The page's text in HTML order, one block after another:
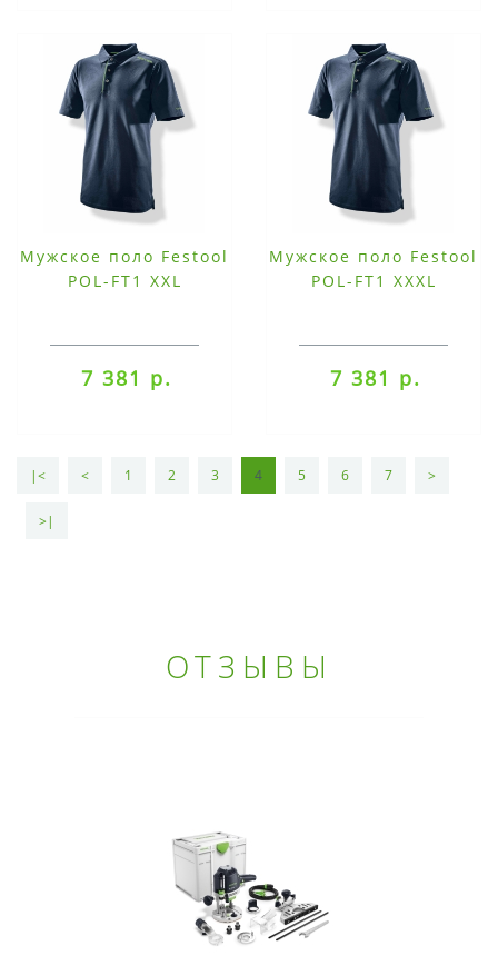
Мужское поло Festool
POL-FT1 XXL
7 381 р.
Мужское поло Festool
POL-FT1 XXXL
7 381 р.
|< < 1 2 3 4 5 6 7 >
>|
ОТЗЫВЫ